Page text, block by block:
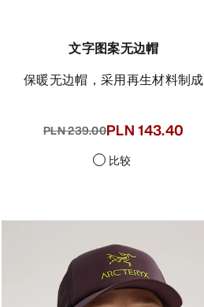
文字图案无边帽
保暖无边帽，采用再生材料制成
PLN 239.00PLN 143.40
比较